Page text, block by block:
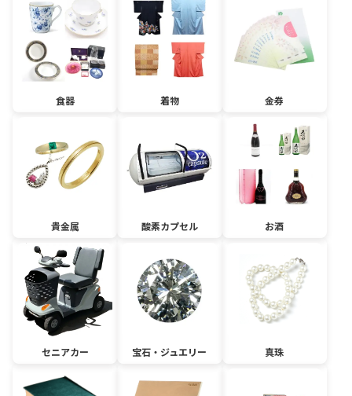
食器 着物 金券
貴金属 酸素カプセル お酒
セニアカー 宝石・ジュエリー 真珠